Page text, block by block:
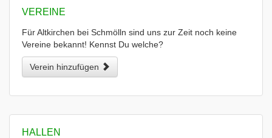
VEREINE
Für Altkirchen bei Schmölln sind uns zur Zeit noch keine
Vereine bekannt! Kennst Du welche?
Verein hinzufügen
HALLEN